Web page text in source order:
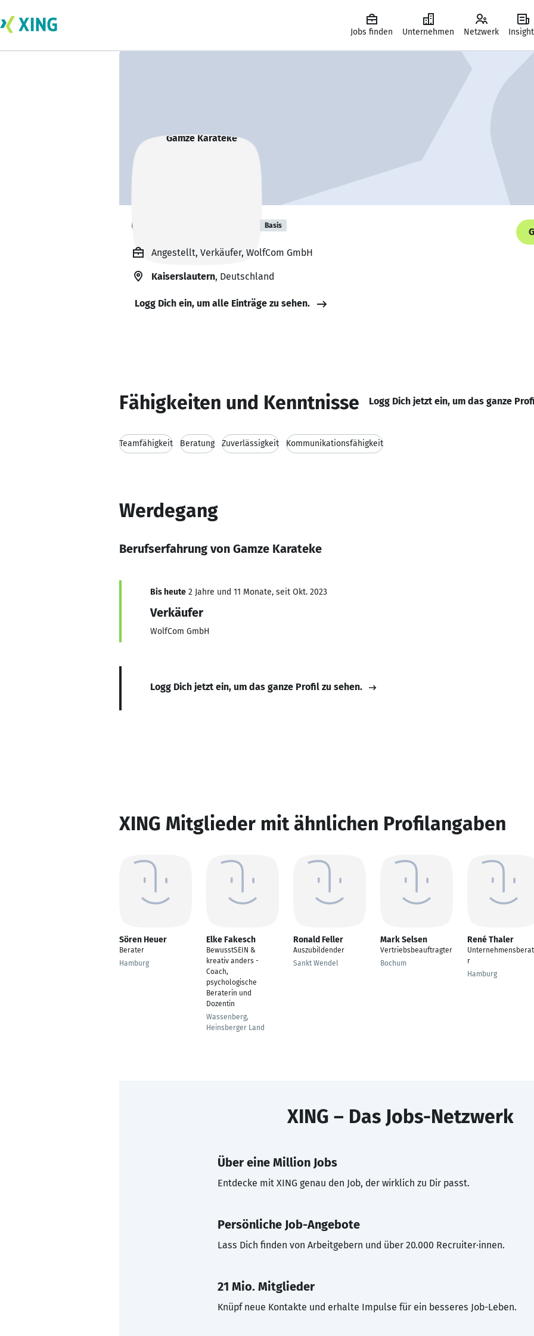
Jobs finden Unternehmen Netzwerk
Gamze Karateke Basis
Angestellt, Verkäufer, WolfCom GmbH
Kaiserslautern, Deutschland
Logg Dich ein, um alle Einträge zu sehen.
Fähigkeiten und Kenntnisse Logg Dich jetzt ein, um das ganze
Teamfähigkeit Beratung Zuverlässigkeit Kommunikationsfähigkeit
Werdegang
Berufserfahrung von Gamze Karateke
Bis heute 2 Jahre und 11 Monate, seit Okt. 2023
Verkäufer
WolfCom GmbH
Logg Dich jetzt ein, um das ganze Profil zu sehen.
XING Mitglieder mit ähnlichen Profilangaben
Sören Heuer
Berater
Hamburg
Elke Fakesch
BewusstSEIN &
kreativ anders -
Coach,
psychologische
Beraterin und
Dozentin
Wassenberg,
Heinsberger Land
Ronald Feller
Auszubildender
Sankt Wendel
Mark Selsen
Vertriebsbeauftragter
Bochum
René Thaler
r
Hamburg
XING – Das Jobs-Netzwerk
Über eine Million Jobs
Entdecke mit XING genau den Job, der wirklich zu Dir passt.
Persönliche Job-Angebote
Lass Dich finden von Arbeitgebern und über 20.000 Recruiter·innen.
21 Mio. Mitglieder
Knüpf neue Kontakte und erhalte Impulse für ein besseres Job-Leben.